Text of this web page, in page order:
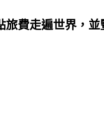
旅費走遍世界，